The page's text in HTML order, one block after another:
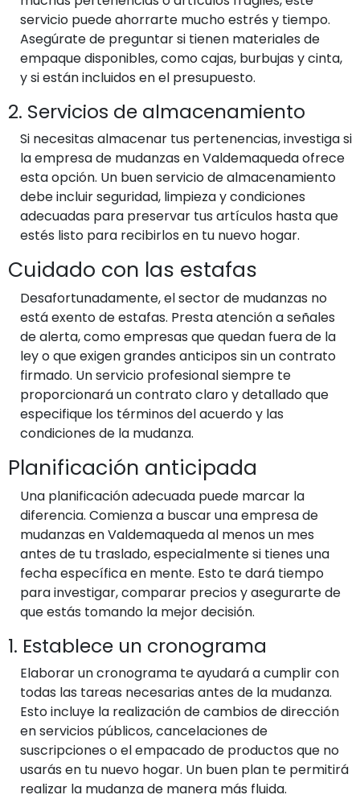
servicio puede ahorrarte mucho estrés y tiempo.
Asegúrate de preguntar si tienen materiales de
empaque disponibles, como cajas, burbujas y cinta,
y si están incluidos en el presupuesto.
2. Servicios de almacenamiento
Si necesitas almacenar tus pertenencias, investiga si
la empresa de mudanzas en Valdemaqueda ofrece
esta opción. Un buen servicio de almacenamiento
debe incluir seguridad, limpieza y condiciones
adecuadas para preservar tus artículos hasta que
estés listo para recibirlos en tu nuevo hogar.
Cuidado con las estafas
Desafortunadamente, el sector de mudanzas no
está exento de estafas. Presta atención a señales
de alerta, como empresas que quedan fuera de la
ley o que exigen grandes anticipos sin un contrato
firmado. Un servicio profesional siempre te
proporcionará un contrato claro y detallado que
especifique los términos del acuerdo y las
condiciones de la mudanza.
Planificación anticipada
Una planificación adecuada puede marcar la
diferencia. Comienza a buscar una empresa de
mudanzas en Valdemaqueda al menos un mes
antes de tu traslado, especialmente si tienes una
fecha específica en mente. Esto te dará tiempo
para investigar, comparar precios y asegurarte de
que estás tomando la mejor decisión.
1. Establece un cronograma
Elaborar un cronograma te ayudará a cumplir con
todas las tareas necesarias antes de la mudanza.
Esto incluye la realización de cambios de dirección
en servicios públicos, cancelaciones de
suscripciones o el empacado de productos que no
usarás en tu nuevo hogar. Un buen plan te permitirá
realizar la mudanza de manera más fluida.